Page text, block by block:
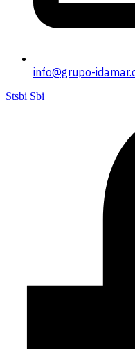
info@grupo-
Stsbi Sbi